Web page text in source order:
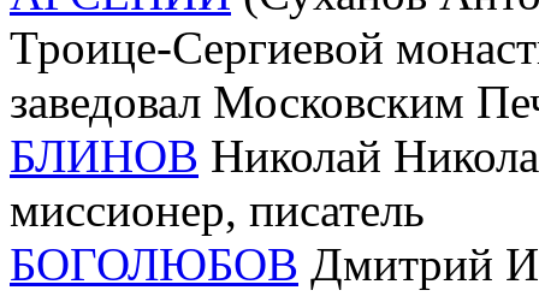
Троице-Сергиевой
заведовал Московским
БЛИНОВ Николай
миссионер, писатель
БОГОЛЮБОВ Дмитрий